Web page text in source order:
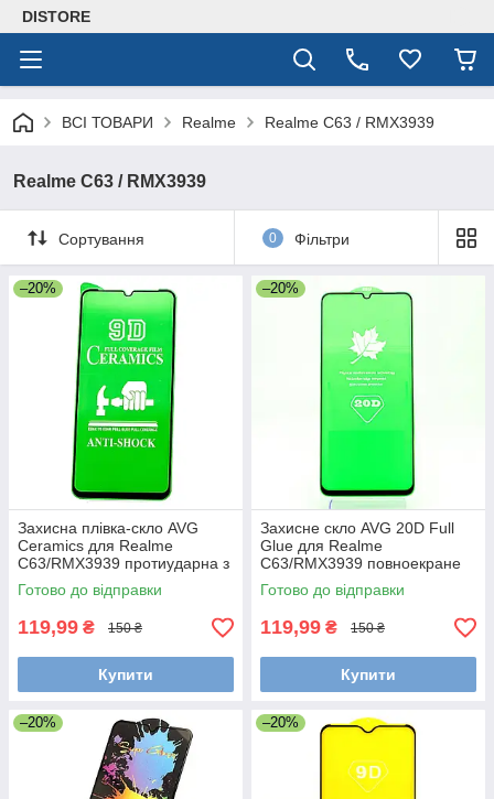
DISTORE
ВСІ ТОВАРИ Realme Realme C63 / RMX3939
Realme C63 / RMX3939
Сортування 0 Фільтри
–20%
Захисна плівка-скло AVG
Ceramics для Realme
C63/RMX3939 протиударна з
рамкою Black
Готово до відправки
119,99 ₴ 150 ₴
Купити
–20%
Захисне скло AVG 20D Full
Glue для Realme
C63/RMX3939 повноекране
чорне
Готово до відправки
119,99 ₴ 150 ₴
Купити
–20% –20%